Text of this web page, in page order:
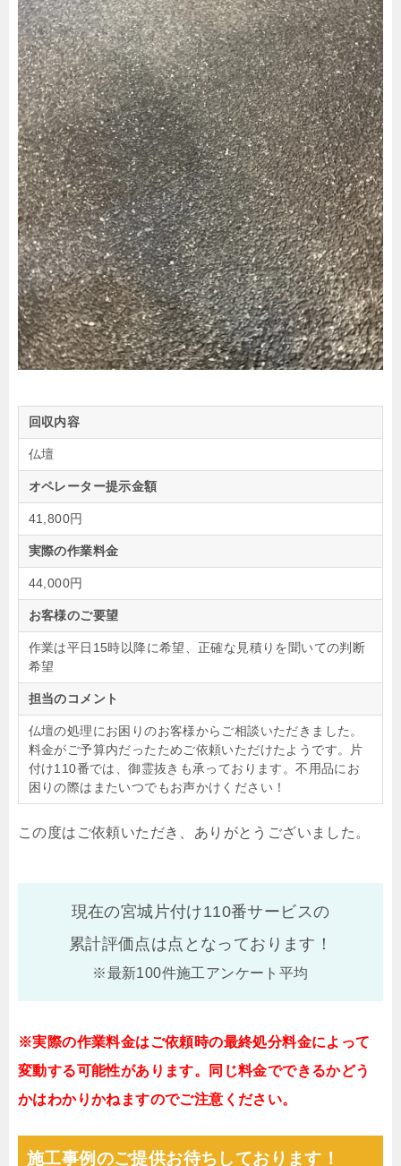
回収内容
仏壇
オペレーター提示金額
41,800円
実際の作業料金
44,000円
お客様のご要望
作業は平日15時以降に希望、正確な見積りを聞いての判断
希望
担当のコメント
仏壇の処理にお困りのお客様からご相談いただきました。
料金がご予算内だったためご依頼いただけたようです。片
付け110番では、御霊抜きも承っております。不用品にお
困りの際はまたいつでもお声かけください！
この度はご依頼いただき、ありがとうございました。
現在の宮城片付け110番サービスの
累計評価点は点となっております！
※最新100件施工アンケート平均
※実際の作業料金はご依頼時の最終処分料金によって
変動する可能性があります。同じ料金でできるかどう
かはわかりかねますのでご注意ください。
施工事例のご提供お待ちしております！